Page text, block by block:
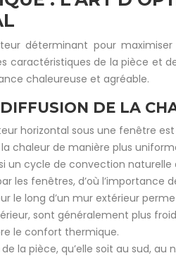
déterminant pour
de la pièce et
chaleureuse et agréable.
DE LA
horizontal sous une fenêtre
de manière plus
cycle de convection
les fenêtres, d’où l’importance
le long d’un mur extérieur
sont généralement plus
le confort thermique.
de la pièce, qu’elle soit au sud,